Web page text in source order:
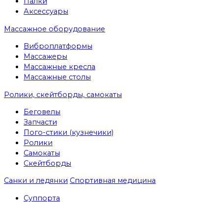
Аксессуары
Массажное оборудование
Виброплатформы
Массажеры
Массажные кресла
Массажные столы
Ролики, скейтборды, самокаты
Беговелы
Запчасти
Пого-стики (кузнечики)
Ролики
Самокаты
Скейтборды
Санки и ледянки Спортивная медицина
Суппорта